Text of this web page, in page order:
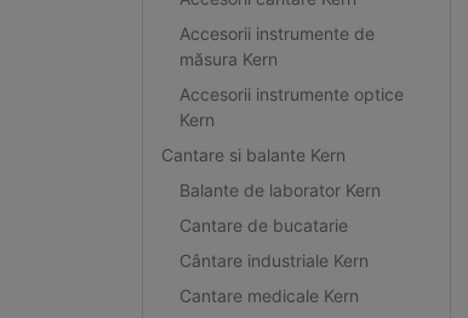
Accesorii instrumente de
măsura Kern
Accesorii instrumente optice
Kern
Cantare si balante Kern
Balante de laborator Kern
Cantare de bucatarie
Cântare industriale Kern
Cantare medicale Kern